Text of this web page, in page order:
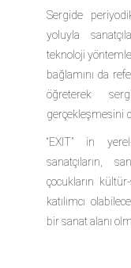
Sergide
yoluyla
teknoloji
bağlamını da
öğreterek
gerçekleşmesini
“EXIT” in
sanatçıların,
çocukların
katılımcı
bir sanat alanı